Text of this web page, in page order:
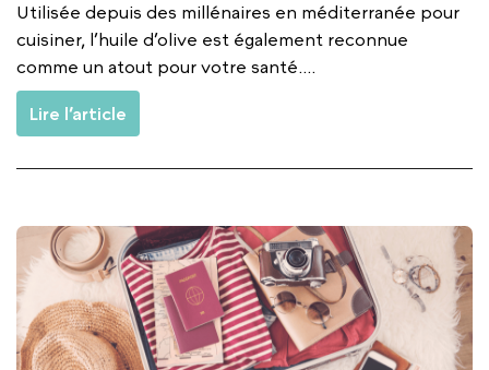
Utilisée depuis des millénaires en méditerranée pour
cuisiner, l’huile d’olive est également reconnue
comme un atout pour votre santé....
Lire l’article